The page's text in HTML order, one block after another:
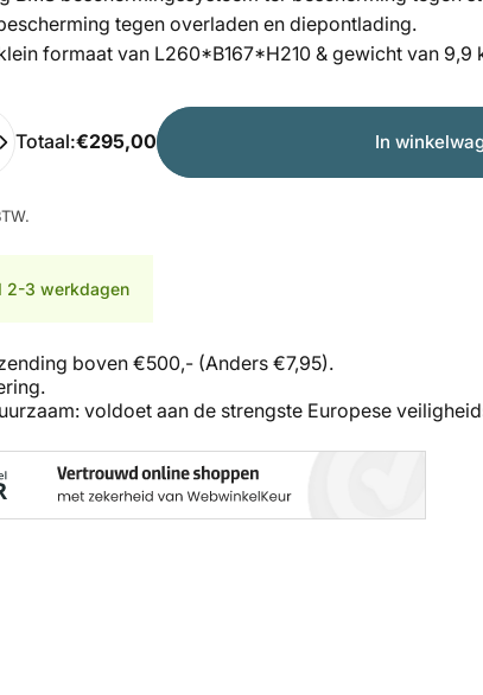
tegen overladen en diepontlading.
formaat van L260*B167*H210 & gewicht van 9,9
Totaal:€295,00 In
2-3 werkdagen
boven €500,- (Anders €7,95).
voldoet aan de strengste Europese